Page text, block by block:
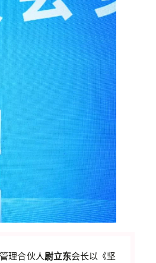
理合伙人尉立东会长以《坚